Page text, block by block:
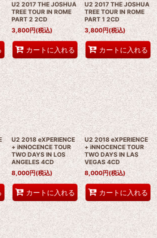
U2 2017 THE JOSHUA
TREE TOUR IN ROME
PART 2 2CD
3,800円(税込)
カートに入れる
U2 2017 THE JOSHUA
TREE TOUR IN ROME
PART 1 2CD
3,800円(税込)
カートに入れる
U2 2018 eXPERIENCE
+ iNNOCENCE TOUR
TWO DAYS IN LOS
ANGELES 4CD
8,000円(税込)
カートに入れる
U2 2018 eXPERIENCE
+ iNNOCENCE TOUR
TWO DAYS IN LAS
VEGAS 4CD
8,000円(税込)
カートに入れる